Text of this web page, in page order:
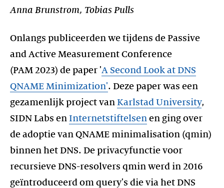
Anna Brunstrom, Tobias Pulls
Onlangs publiceerden we tijdens de Passive
and Active Measurement Conference
(PAM 2023) de paper 'A Second Look at DNS
QNAME Minimization'. Deze paper was een
gezamenlijk project van Karlstad University,
SIDN Labs en Internetstiftelsen en ging over
de adoptie van QNAME minimalisation (qmin)
binnen het DNS. De privacyfunctie voor
recursieve DNS-resolvers qmin werd in 2016
geïntroduceerd om query's die via het DNS